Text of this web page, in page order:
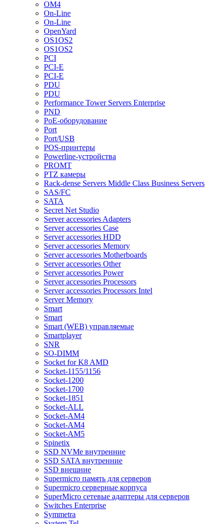
OM4
On-Line
On-Line
OpenYard
OS1OS2
OS1OS2
PCI
PCI-E
PCI-E
PDU
PDU
Performance Tower Servers Enterprise
PND
PoE-оборудование
Port
Port/USB
POS-принтеры
Powerline-устройства
PROMT
PTZ камеры
Rack-dense Servers Middle Class Business Servers
SAS/FC
SATA
Secret Net Studio
Server accessories Adapters
Server accessories Case
Server accessories HDD
Server accessories Memory
Server accessories Motherboards
Server accessories Other
Server accessories Power
Server accessories Processors
Server accessories Processors Intel
Server Memory
Smart
Smart
Smart (WEB) управляемые
Smartplayer
SNR
SO-DIMM
Socket for K8 AMD
Socket-1155/1156
Socket-1200
Socket-1700
Socket-1851
Socket-ALL
Socket-AM4
Socket-AM4
Socket-AM5
Spinetix
SSD NVMe внутренние
SSD SATA внутренние
SSD внешние
Supermicro память для серверов
Supermicro серверные корпуса
SuperMicro сетевые адаптеры для серверов
Switches Enterprise
Symmetra